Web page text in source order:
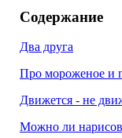
Содержание
Два друга
Про мороженое и
Движется - не
Можно ли